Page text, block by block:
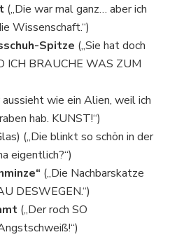
(„Die war mal ganz… aber ich
Wissenschaft.“)
Spitze („Sie hat doch
ICH BRAUCHE WAS ZUM
aussieht wie ein Alien, weil ich
hab. KUNST!“)
(„Die blinkt so schön in der
eigentlich?“)
(„Die Nachbarskatze
DESWEGEN.“)
(„Der roch SO